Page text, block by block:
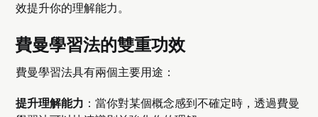
效提升你的理解能力。
費曼學習法的雙重功效
費曼學習法具有兩個主要用途：
提升理解能力 ：當你對某個概念感到不確定時，透過費曼